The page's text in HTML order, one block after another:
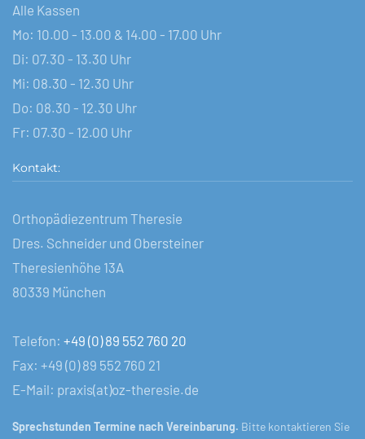
Alle Kassen
Mo: 10.00 - 13.00 & 14.00 - 17.00 Uhr
Di: 07.30 - 13.30 Uhr
Mi: 08.30 - 12.30 Uhr
Do: 08.30 - 12.30 Uhr
Fr: 07.30 - 12.00 Uhr
Kontakt:
Orthopädiezentrum Theresie
Dres. Schneider und Obersteiner
Theresienhöhe 13A
80339 München
Telefon: +49 (0) 89 552 760 20
Fax: +49 (0) 89 552 760 21
E-Mail: praxis(at)oz-theresie.de
Sprechstunden Termine nach Vereinbarung. Bitte kontaktieren Sie